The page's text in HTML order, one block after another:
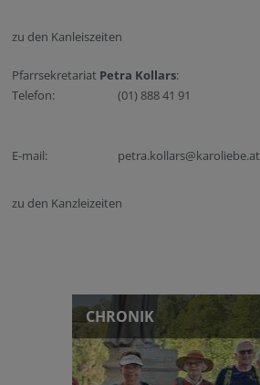
zu den Kanleiszeiten
Pfarrsekretariat Petra Kollars:
Telefon:
(01) 888 41 91
E-mail: petra.kollars@karoliebe.at
zu den Kanzleizeiten
CHRONIK